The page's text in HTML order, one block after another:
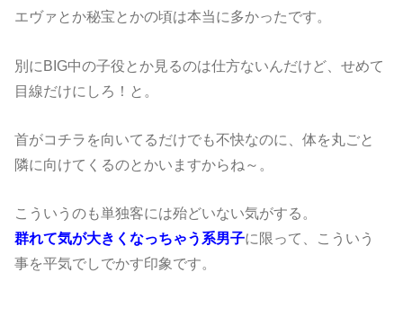
エヴァとか秘宝とかの頃は本当に多かったです。
別にBIG中の子役とか見るのは仕方ないんだけど、せめて
目線だけにしろ！と。
首がコチラを向いてるだけでも不快なのに、体を丸ごと
隣に向けてくるのとかいますからね～。
こういうのも単独客には殆どいない気がする。
群れて気が大きくなっちゃう系男子に限って、こういう
事を平気でしでかす印象です。